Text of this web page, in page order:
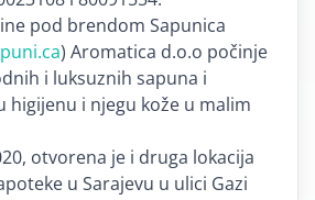
pod brendom Sapunica
) Aromatica d.o.o počinje
i luksuznih sapuna i
higijenu i njegu kože u malim
otvorena je i druga lokacija
u Sarajevu u ulici Gazi